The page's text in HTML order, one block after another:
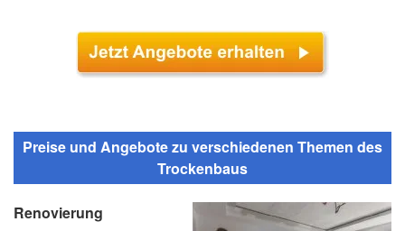
Preise und Angebote zu verschiedenen Themen des
Trockenbaus
Renovierung